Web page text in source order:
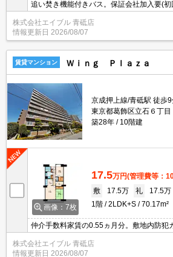
追い焚き機能付きバス。保証会社加入要(初
次保証料2%)。駅まで平坦。ガスコンロ設
屋。子供可。
株式会社エイブル 青砥店
情報更新日 2026/08/07
賃貸マンション Ｗｉｎｇ Ｐｌａｚａ
京成押上線/青砥駅 徒歩
東京都葛飾区立石６丁目
築28年
10階建
画像：7枚
17.5万円(管理費等：
敷
17.5万 礼
17.5万
1階
2LDK+S 70.17m²
仲介手数料家賃の0.55ヵ月分。敷地内防犯
BOX。安心のオートロック。あなたの新生
株式会社エイブル 青砥店
情報更新日 2026/08/07